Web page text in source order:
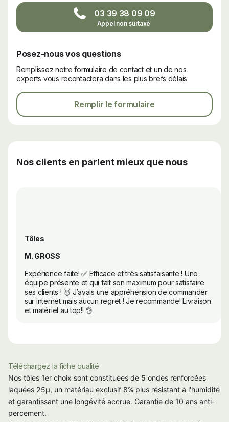
03 39 38 09 09
Posez-nous vos questions
Remplissez notre formulaire de contact et un de nos
experts vous recontactera dans les plus brefs délais.
Remplir le formulaire
Nos clients en parlent mieux que nous
Tôles
M. GROSS
Expérience faite! ✅ Efficace et très satisfaisante ! Une
équipe présente et qui fait son maximum pour satisfaire
ses clients ! 🥇 J’avais une appréhension de commander
sur internet mais aucun regret ! Je recommande! Livraison
et matériel au top!! 👌
Téléchargez la fiche qualité
Nos tôles 1er choix sont constituées de 5 ondes renforcées
laquées 25µ, un matériau exclusif 8% plus résistant à l'humidité
et garantissant une longévité accrue. Garantie de 10 ans anti-
percement.